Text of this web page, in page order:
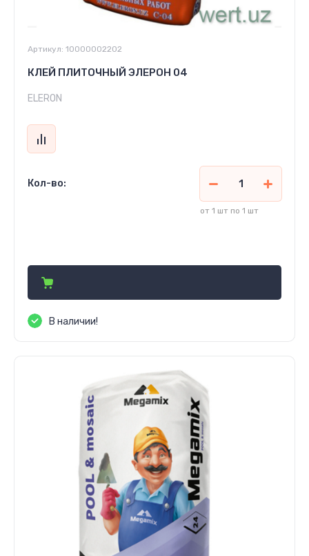
Артикул: 10000002202
КЛЕЙ ПЛИТОЧНЫЙ ЭЛЕРОН 04
ELERON
Кол-во:
от 1 шт по 1 шт
В наличии!